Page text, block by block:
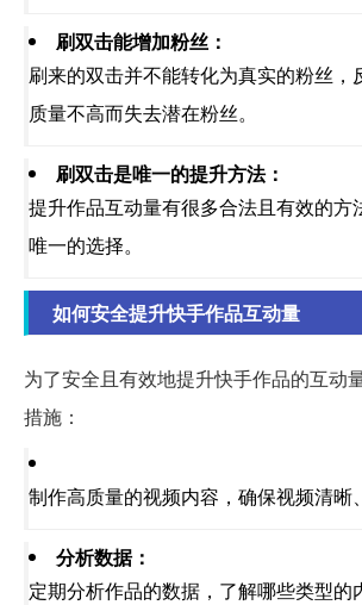
刷双击能增加粉丝：
刷来的双击并不能转化为真实的粉丝，
质量不高而失去潜在粉丝。
刷双击是唯一的提升方法：
提升作品互动量有很多合法且有效的方
唯一的选择。
如何安全提升快手作品互动量
为了安全且有效地提升快手作品的互动
措施：
制作高质量的视频内容，确保视频清晰
分析数据：
定期分析作品的数据，了解哪些类型的